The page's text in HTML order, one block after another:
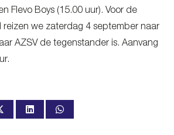
Flevo Boys (15.00 uur). Voor de
reizen we zaterdag 4 september naar
AZSV de tegenstander is. Aanvang